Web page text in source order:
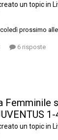
un topic in
prossimo
6 risposte
Femminile
1-
un topic in